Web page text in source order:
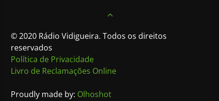
© 2020 Rádio Vidigueira. Todos os direitos
reservados
Política de Privacidade
Livro de Reclamações Online
Proudly made by: Olhoshot